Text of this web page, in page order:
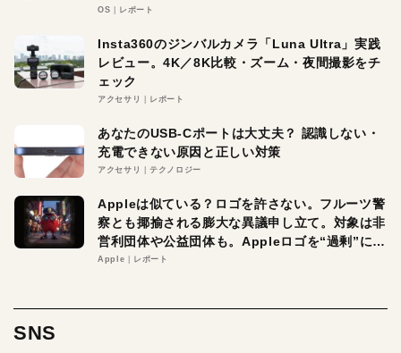
OS レポート
Insta360のジンバルカメラ「Luna Ultra」実践
レビュー。4K／8K比較・ズーム・夜間撮影をチ
ェック
アクセサリ レポート
あなたのUSB-Cポートは大丈夫？ 認識しない・
充電できない原因と正しい対策
アクセサリ テクノロジー
Appleは似ている？ロゴを許さない。フルーツ警
察とも揶揄される膨大な異議申し立て。対象は非
営利団体や公益団体も。Appleロゴを“過剰”に守
る理由とは
Apple レポート
SNS